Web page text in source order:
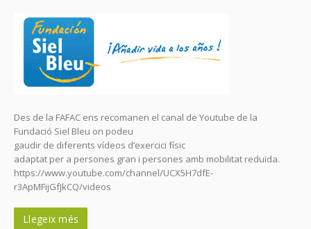
Des de la FAFAC ens recomanen el canal de Youtube de la
Fundació Siel Bleu on podeu
gaudir de diferents vídeos d’exercici físic
adaptat per a persones gran i persones amb mobilitat reduïda.
https://www.youtube.com/channel/UCX5H7dfE-
r3ApMFijGfJkCQ/videos
Llegeix més